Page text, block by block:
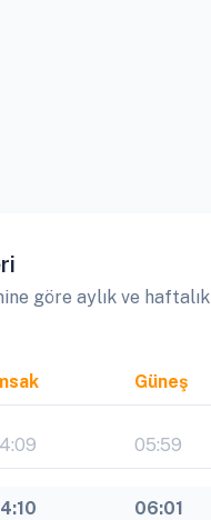
göre aylık ve
Güneş
05:59
06:01